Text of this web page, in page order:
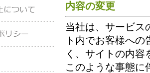
内容の変更
当社は、サービス
ト内でお客様へ
く、サイトの内
このような事態に